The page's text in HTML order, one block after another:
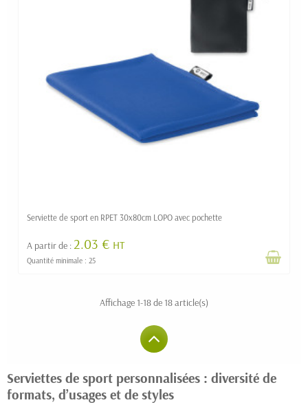
Serviette de sport en RPET 30x80cm LOPO avec pochette
A partir de : 2.03 € HT
Quantité minimale : 25
Affichage 1-18 de 18 article(s)
Serviettes de sport personnalisées : diversité de
formats, d’usages et de styles